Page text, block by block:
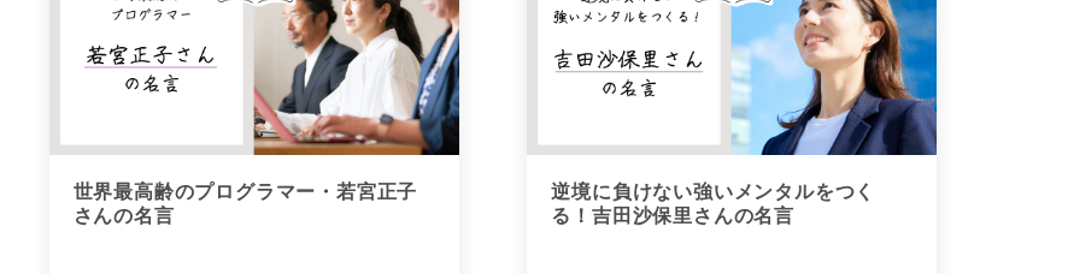
世界最高齢のプログラマー・若宮正子
さんの名言
逆境に負けない強いメンタルをつく
る！吉田沙保里さんの名言